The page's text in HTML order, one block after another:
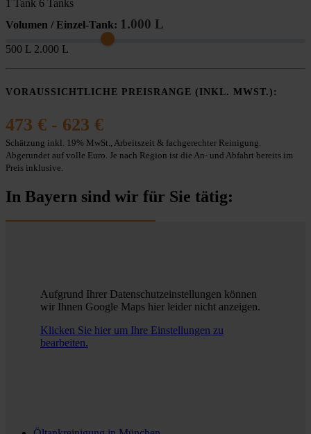
1 Tank 6 Tanks
Volumen / Einzel-Tank: 1.000 L
500 L 2.000 L
VORAUSSICHTLICHE PREISRANGE (INKL. MWST.):
473 € - 623 €
Schätzung inkl. 19% MwSt., Arbeitszeit & fachgerechter Reinigung.
Abgerundet auf volle Euro. Je nach Region ist die An- und Abfahrt bereits im
Preis inklusive.
In Bayern sind wir für Sie tätig:
Aufgrund Ihrer Datenschutzeinstellungen können
wir Ihnen Google Maps hier leider nicht anzeigen.
Klicken Sie hier um Ihre Einstellungen zu
bearbeiten.